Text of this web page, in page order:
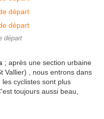
départ
; après une section urbaine
Vallier) , nous entrons dans
les cyclistes sont plus
toujours aussi beau,